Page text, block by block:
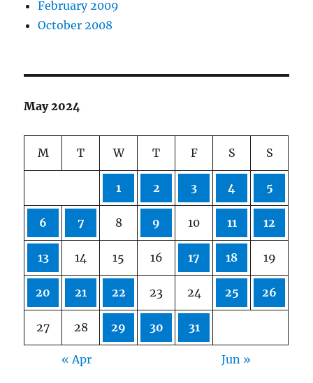
February 2009
October 2008
May 2024
M T W T F S S
1 2 3 4 5
6 7 8 9 10 11 12
13 14 15 16 17 18 19
20 21 22 23 24 25 26
27 28 29 30 31
« Apr Jun »